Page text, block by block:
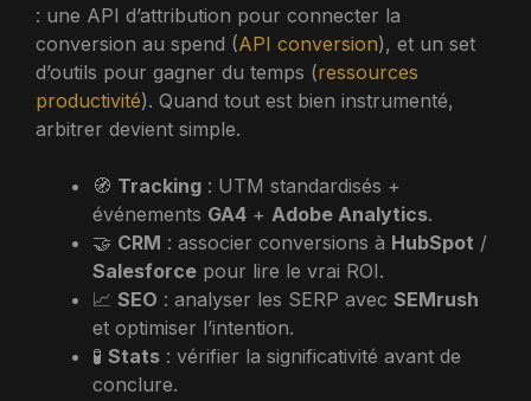
: une API d’attribution pour connecter la
conversion au spend (API conversion), et un set
d’outils pour gagner du temps (ressources
productivité). Quand tout est bien instrumenté,
arbitrer devient simple.
🧭 Tracking : UTM standardisés +
événements GA4 + Adobe Analytics.
🤝 CRM : associer conversions à HubSpot /
Salesforce pour lire le vrai ROI.
📈 SEO : analyser les SERP avec SEMrush
et optimiser l’intention.
🧪 Stats : vérifier la significativité avant de
conclure.